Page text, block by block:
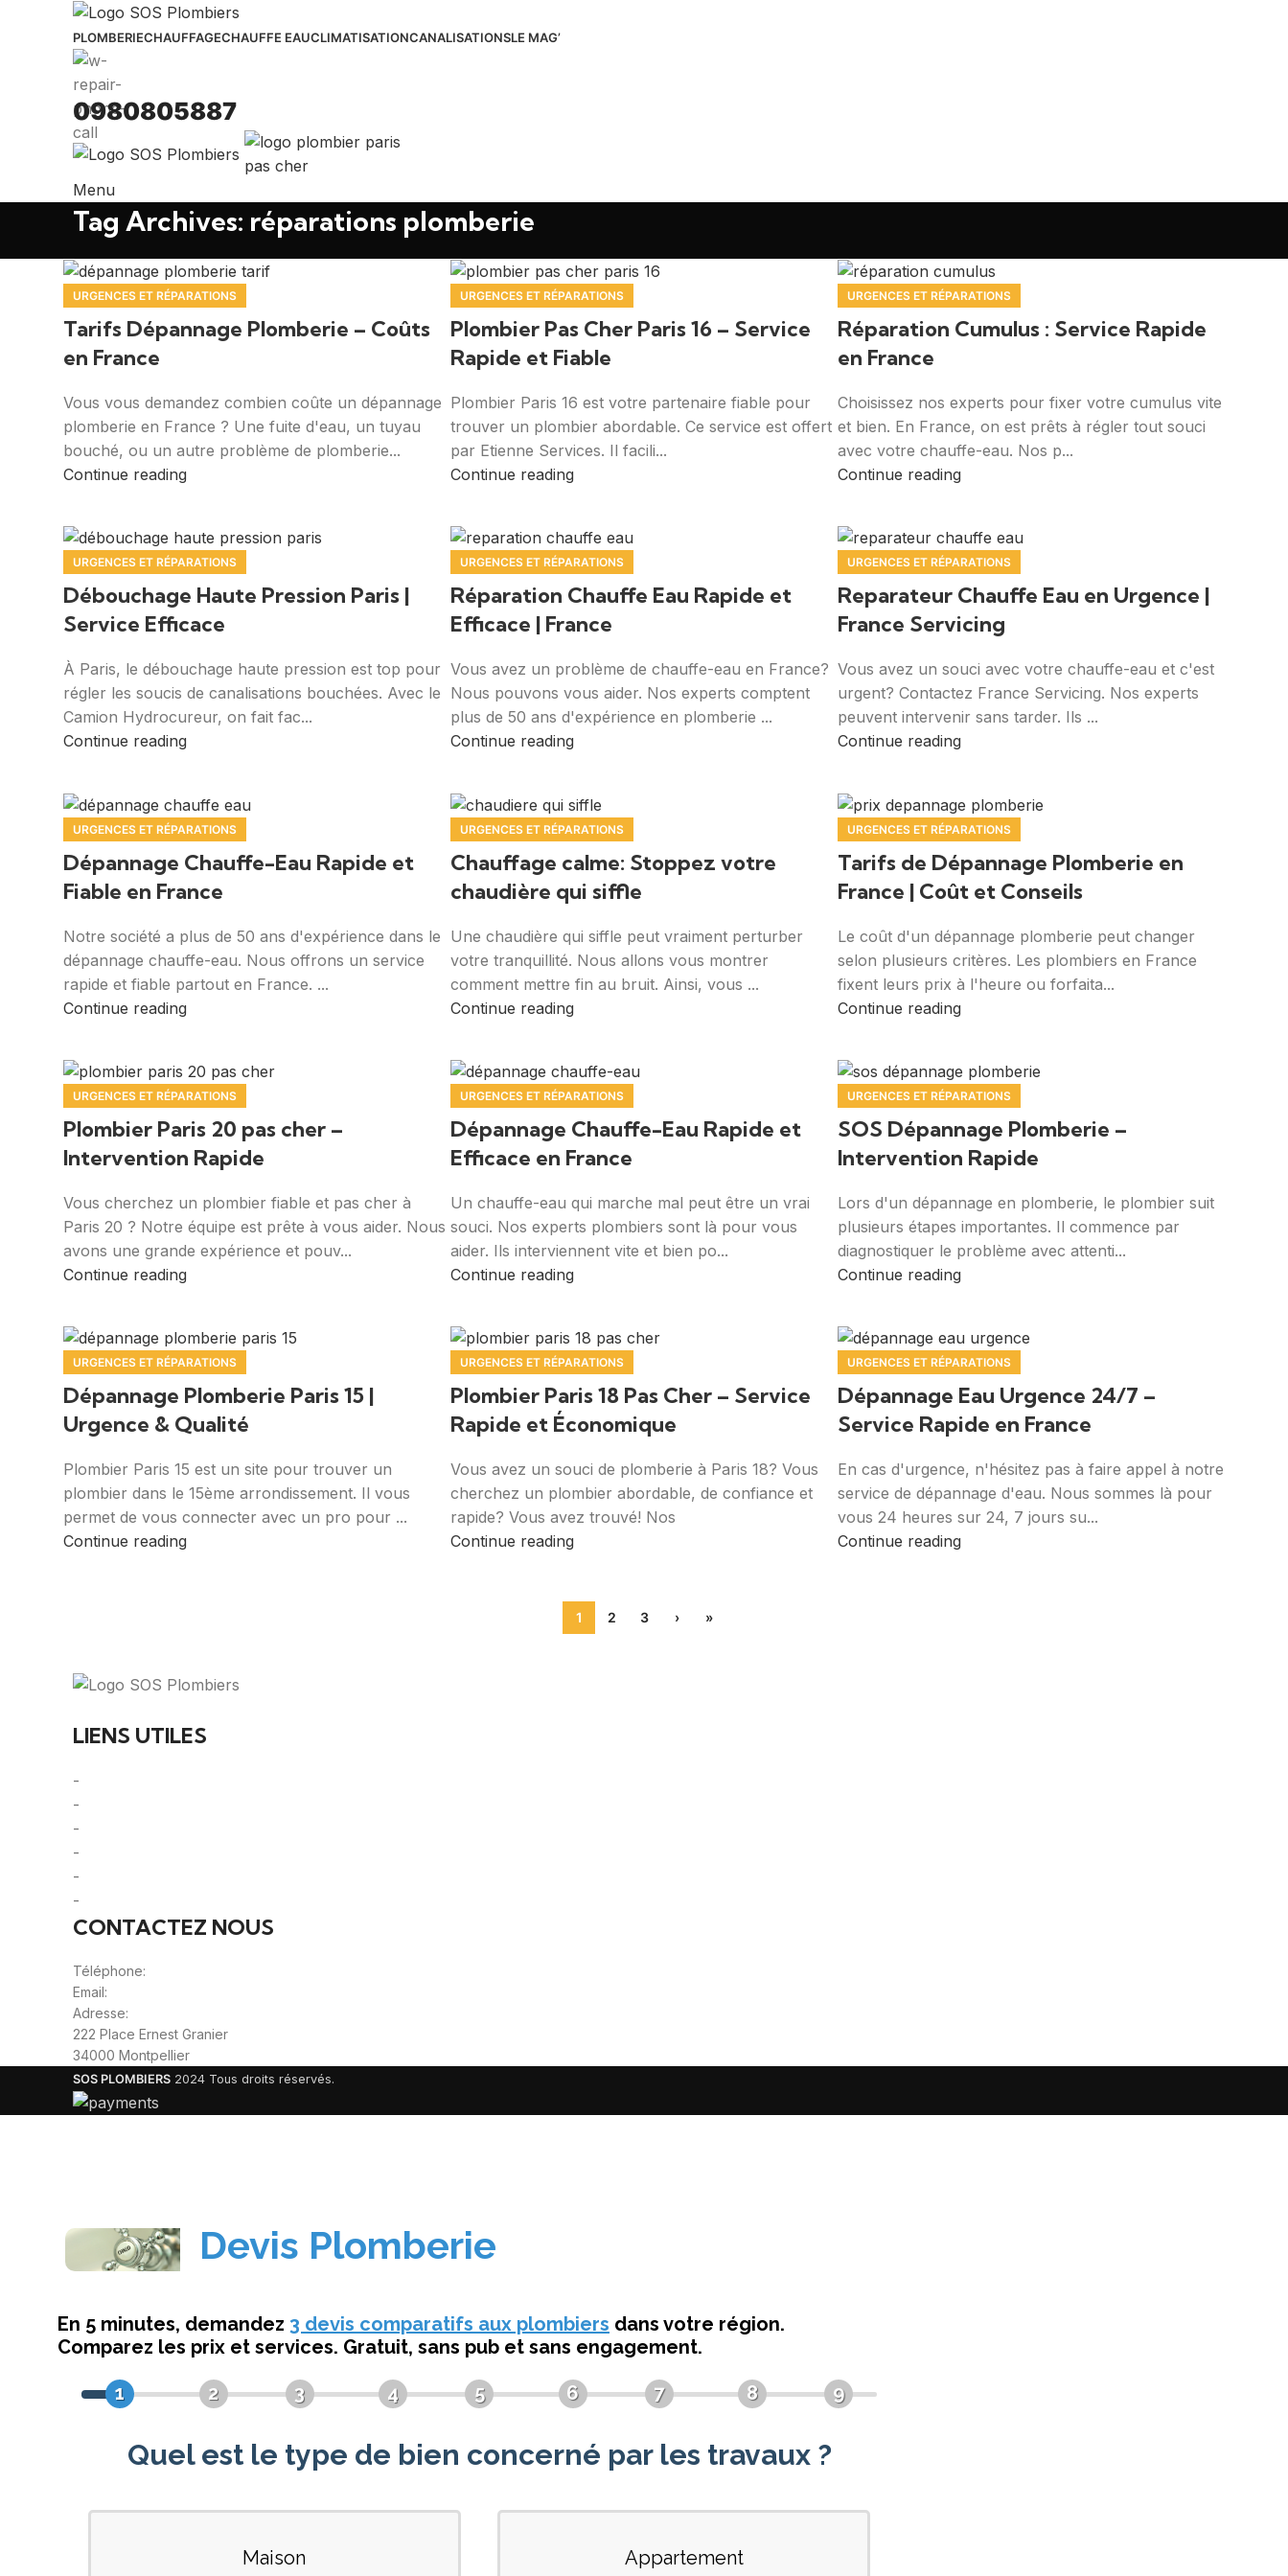
PLOMBERIECHAUFFAGECHAUFFE EAUCLIMATISATIONCANALISATIONSLE MAG’
0980805887
Menu
Tag Archives: réparations plomberie
URGENCES ET RÉPARATIONS
Tarifs Dépannage Plomberie – Coûts
en France
Vous vous demandez combien coûte un dépannage
plomberie en France ? Une fuite d'eau, un tuyau
bouché, ou un autre problème de plomberie...
Continue reading
URGENCES ET RÉPARATIONS
Plombier Pas Cher Paris 16 – Service
Rapide et Fiable
Plombier Paris 16 est votre partenaire fiable pour
trouver un plombier abordable. Ce service est offert
par Etienne Services. Il facili...
Continue reading
URGENCES ET RÉPARATIONS
Réparation Cumulus : Service Rapide
en France
Choisissez nos experts pour fixer votre cumulus vite
et bien. En France, on est prêts à régler tout souci
avec votre chauffe-eau. Nos p...
Continue reading
URGENCES ET RÉPARATIONS
Débouchage Haute Pression Paris |
Service Efficace
À Paris, le débouchage haute pression est top pour
régler les soucis de canalisations bouchées. Avec le
Camion Hydrocureur, on fait fac...
Continue reading
URGENCES ET RÉPARATIONS
Réparation Chauffe Eau Rapide et
Efficace | France
Vous avez un problème de chauffe-eau en France?
Nous pouvons vous aider. Nos experts comptent
plus de 50 ans d'expérience en plomberie ...
Continue reading
URGENCES ET RÉPARATIONS
Reparateur Chauffe Eau en Urgence |
France Servicing
Vous avez un souci avec votre chauffe-eau et c'est
urgent? Contactez France Servicing. Nos experts
peuvent intervenir sans tarder. Ils ...
Continue reading
URGENCES ET RÉPARATIONS
Dépannage Chauffe-Eau Rapide et
Fiable en France
Notre société a plus de 50 ans d'expérience dans le
dépannage chauffe-eau. Nous offrons un service
rapide et fiable partout en France. ...
Continue reading
URGENCES ET RÉPARATIONS
Chauffage calme: Stoppez votre
chaudière qui siffle
Une chaudière qui siffle peut vraiment perturber
votre tranquillité. Nous allons vous montrer
comment mettre fin au bruit. Ainsi, vous ...
Continue reading
URGENCES ET RÉPARATIONS
Tarifs de Dépannage Plomberie en
France | Coût et Conseils
Le coût d'un dépannage plomberie peut changer
selon plusieurs critères. Les plombiers en France
fixent leurs prix à l'heure ou forfaita...
Continue reading
URGENCES ET RÉPARATIONS
Plombier Paris 20 pas cher –
Intervention Rapide
Vous cherchez un plombier fiable et pas cher à
Paris 20 ? Notre équipe est prête à vous aider. Nous
avons une grande expérience et pouv...
Continue reading
URGENCES ET RÉPARATIONS
Dépannage Chauffe-Eau Rapide et
Efficace en France
Un chauffe-eau qui marche mal peut être un vrai
souci. Nos experts plombiers sont là pour vous
aider. Ils interviennent vite et bien po...
Continue reading
URGENCES ET RÉPARATIONS
SOS Dépannage Plomberie –
Intervention Rapide
Lors d'un dépannage en plomberie, le plombier suit
plusieurs étapes importantes. Il commence par
diagnostiquer le problème avec attenti...
Continue reading
URGENCES ET RÉPARATIONS
Dépannage Plomberie Paris 15 |
Urgence & Qualité
Plombier Paris 15 est un site pour trouver un
plombier dans le 15ème arrondissement. Il vous
permet de vous connecter avec un pro pour ...
Continue reading
URGENCES ET RÉPARATIONS
Plombier Paris 18 Pas Cher – Service
Rapide et Économique
Vous avez un souci de plomberie à Paris 18? Vous
cherchez un plombier abordable, de confiance et
rapide? Vous avez trouvé! Nos
Continue reading
URGENCES ET RÉPARATIONS
Dépannage Eau Urgence 24/7 –
Service Rapide en France
En cas d'urgence, n'hésitez pas à faire appel à notre
service de dépannage d'eau. Nous sommes là pour
vous 24 heures sur 24, 7 jours su...
Continue reading
1 2 3 › »
LIENS UTILES
-
-
-
-
-
-
CONTACTEZ NOUS
Téléphone:
Email:
Adresse:
222 Place Ernest Granier
34000 Montpellier
SOS PLOMBIERS 2024 Tous droits réservés.